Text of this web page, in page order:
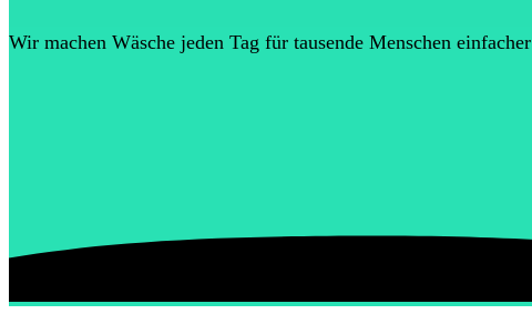
Wir machen Wäsche jeden Tag für tausende Menschen einfacher